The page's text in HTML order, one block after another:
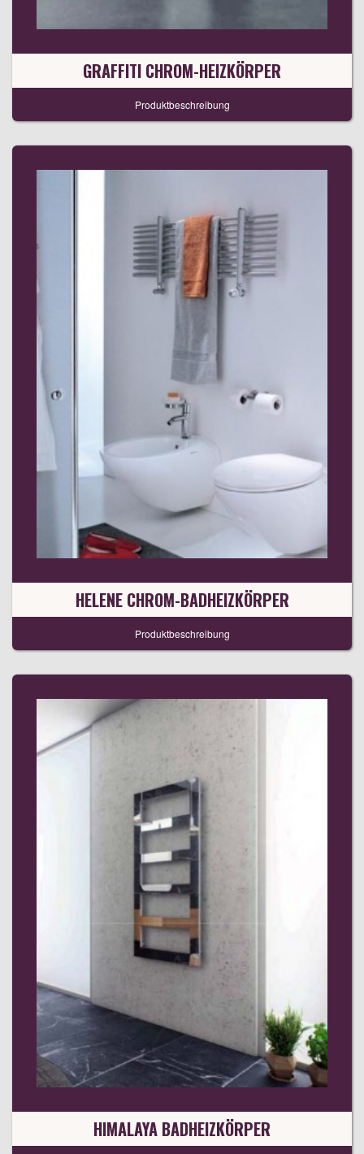
GRAFFITI CHROM-HEIZKÖRPER
Produktbeschreibung
HELENE CHROM-BADHEIZKÖRPER
Produktbeschreibung
HIMALAYA BADHEIZKÖRPER